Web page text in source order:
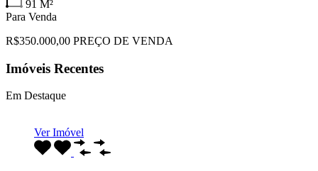
91 M²
Para Venda
R$350.000,00 PREÇO DE VENDA
Imóveis Recentes
Em Destaque
Ver Imóvel